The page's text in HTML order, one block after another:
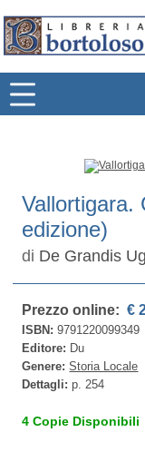
Vallortigara.
edizione)
di De Grandis
Prezzo online: €
ISBN:9791220099349
Editore: Du
Genere:Storia Locale
Dettagli:p. 254
4 Copie Disponibili